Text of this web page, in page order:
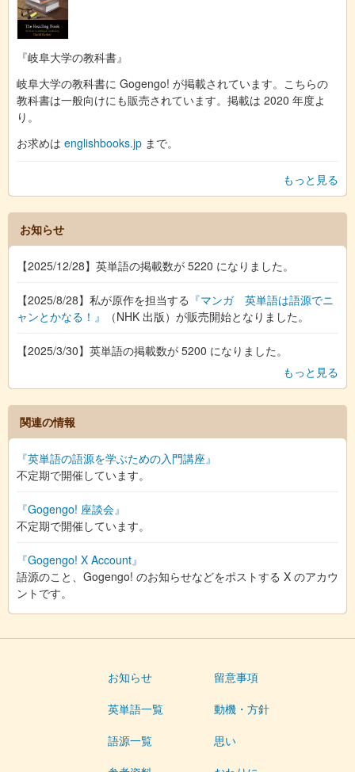
『岐阜大学の教科書』
岐阜大学の教科書に Gogengo! が掲載されています。こちらの
教科書は一般向けにも販売されています。掲載は 2020 年度よ
り。
お求めは englishbooks.jp まで。
もっと見る
お知らせ
【2025/12/28】英単語の掲載数が 5220 になりました。
【2025/8/28】私が原作を担当する 『マンガ 英単語は語源でニ
ャンとかなる！』
（NHK 出版）が販売開始となりました。
【2025/3/30】英単語の掲載数が 5200 になりました。
もっと見る
関連の情報
『英単語の語源を学ぶための入門講座』
不定期で開催しています。
『Gogengo! 座談会』
不定期で開催しています。
『Gogengo! X Account』
語源のこと、Gogengo! のお知らせなどをポストする X のアカウ
ントです。
お知らせ
英単語一覧
語源一覧
留意事項
動機・方針
思い